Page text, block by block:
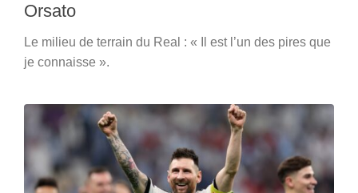
Orsato
Le milieu de terrain du Real : « Il est l’un des pires que
je connaisse ».